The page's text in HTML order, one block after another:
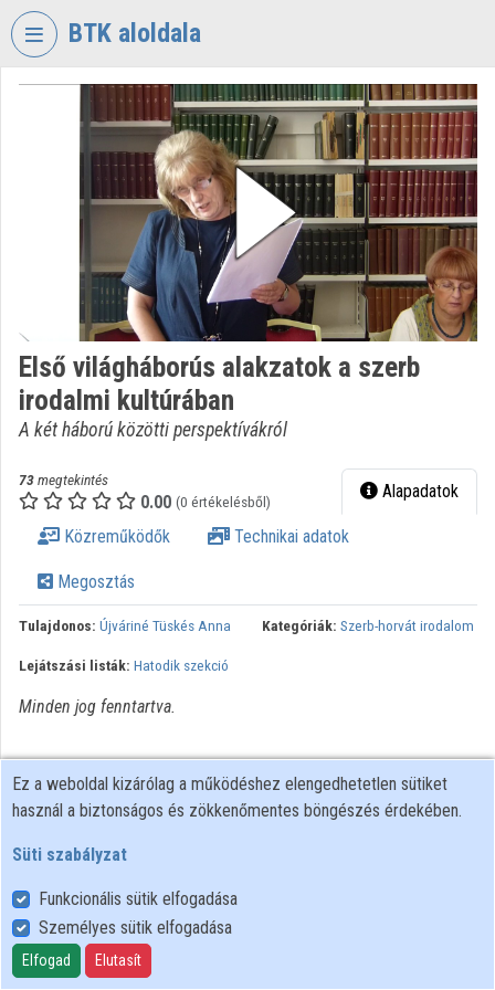
Fejléc kihagyása
BTK aloldala
VIDEOTORIUM
BÖLCSÉSZETTUDOMÁNYI
KUTATÓKÖZPONT
Intézményi kezdőlap
Bejelentkezés
Intézményi felfedezés
Kategóriák
Intézményi listák
Közreműködők
Első világháborús alakzatok a szerb
irodalmi kultúrában
A két háború közötti perspektívákról
73megtekintés
0.00 (0 értékelésből) Alapadatok
Közreműködők Technikai adatok
Megosztás
Tulajdonos: Újváriné Tüskés Anna Kategóriák: Szerb-horvát irodalom
Lejátszási listák: Hatodik szekció
Minden jog fenntartva.
Felhasználói szabályzat
Adatkezelési tájékoztató
Süti szabályzat
Ez a weboldal kizárólag a működéshez elengedhetetlen sütiket
használ a biztonságos és zökkenőmentes böngészés érdekében.
Süti szabályzat
Funkcionális sütik elfogadása
Személyes sütik elfogadása
Elfogad Elutasít